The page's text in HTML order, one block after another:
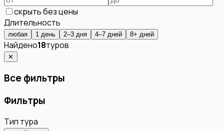
скрыть без цены
Длительность
любая 1 день 2–3 дня 4–7 дней 8+ дней
Найдено18туров
✕
Все фильтры
Фильтры
Тип тура